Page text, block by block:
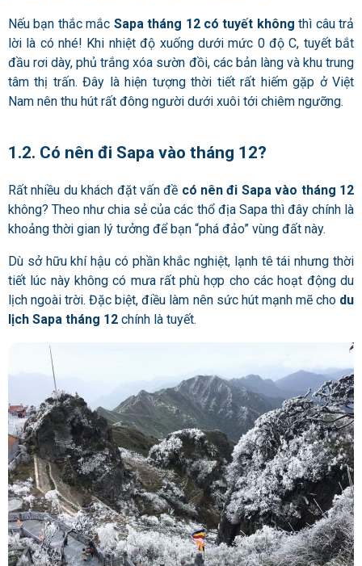
Nếu bạn thắc mắc Sapa tháng 12 có tuyết không thì câu trả
lời là có nhé! Khi nhiệt độ xuống dưới mức 0 độ C, tuyết bắt
đầu rơi dày, phủ trắng xóa sườn đồi, các bản làng và khu trung
tâm thị trấn. Đây là hiện tượng thời tiết rất hiếm gặp ở Việt
Nam nên thu hút rất đông người dưới xuôi tới chiêm ngưỡng.
1.2. Có nên đi Sapa vào tháng 12?
Rất nhiều du khách đặt vấn đề có nên đi Sapa vào tháng 12
không? Theo như chia sẻ của các thổ địa Sapa thì đây chính là
khoảng thời gian lý tưởng để bạn “phá đảo” vùng đất này.
Dù sở hữu khí hậu có phần khắc nghiệt, lạnh tê tái nhưng thời
tiết lúc này không có mưa rất phù hợp cho các hoạt động du
lịch ngoài trời. Đặc biệt, điều làm nên sức hút mạnh mẽ chodu
lịch Sapa tháng 12 chính là tuyết.